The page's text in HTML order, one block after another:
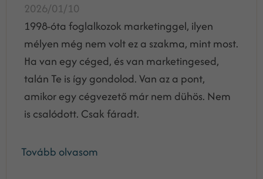
2026/01/10
1998-óta foglalkozok marketinggel, ilyen
mélyen még nem volt ez a szakma, mint most.
Ha van egy céged, és van marketingesed,
talán Te is így gondolod. Van az a pont,
amikor egy cégvezető már nem dühös. Nem
is csalódott. Csak fáradt.
Tovább olvasom